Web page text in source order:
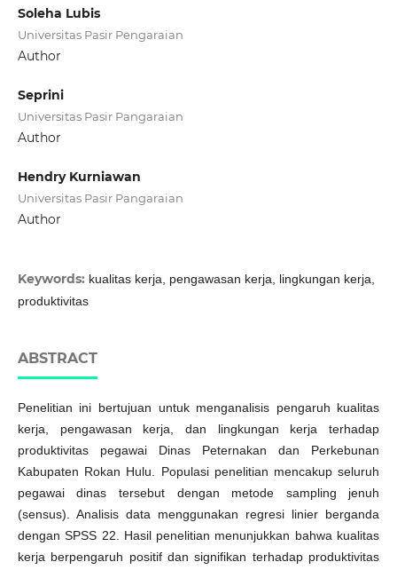
Soleha Lubis
Universitas Pasir Pengaraian
Author
Seprini
Universitas Pasir Pangaraian
Author
Hendry Kurniawan
Universitas Pasir Pangaraian
Author
Keywords: kualitas kerja, pengawasan kerja, lingkungan kerja,
produktivitas
ABSTRACT
Penelitian ini bertujuan untuk menganalisis pengaruh kualitas
kerja, pengawasan kerja, dan lingkungan kerja terhadap
produktivitas pegawai Dinas Peternakan dan Perkebunan
Kabupaten Rokan Hulu. Populasi penelitian mencakup seluruh
pegawai dinas tersebut dengan metode sampling jenuh
(sensus). Analisis data menggunakan regresi linier berganda
dengan SPSS 22. Hasil penelitian menunjukkan bahwa kualitas
kerja berpengaruh positif dan signifikan terhadap produktivitas